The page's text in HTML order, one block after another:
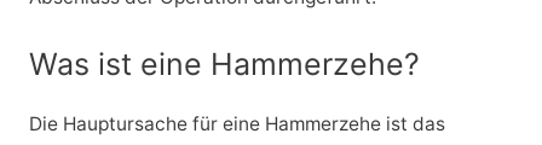
Was ist eine Hammerzehe?
Die Hauptursache für eine Hammerzehe ist das